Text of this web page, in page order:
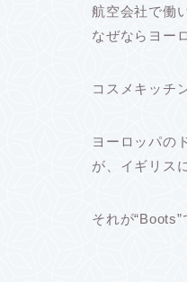
航空会社で働
なぜならヨー
コスメキッチ
ヨーロッパの
が、イギリス
それが“Boots”